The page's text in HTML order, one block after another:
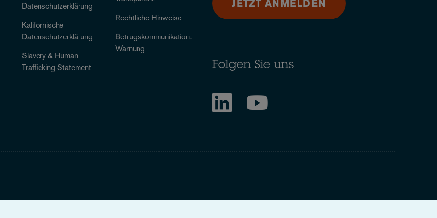
Datenschutzerklärung
Kalifornische
Datenschutzerklärung
Slavery & Human
Trafficking Statement
Rechtliche Hinweise
Betrugskommunikation:
Warnung
JETZT ANMELDEN
Folgen Sie uns